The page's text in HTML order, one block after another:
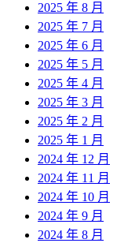
2025 年 8 月
2025 年 7 月
2025 年 6 月
2025 年 5 月
2025 年 4 月
2025 年 3 月
2025 年 2 月
2025 年 1 月
2024 年 12 月
2024 年 11 月
2024 年 10 月
2024 年 9 月
2024 年 8 月